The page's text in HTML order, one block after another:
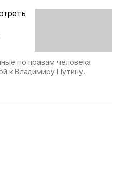
по правам человека
к Владимиру Путину.